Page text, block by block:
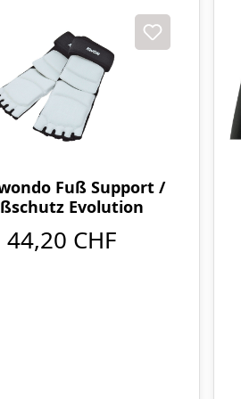
Fuß Support /
Evolution
44,20 CHF